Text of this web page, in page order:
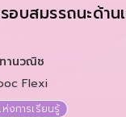
บสมรรถนะด้าน
านวณิช
Flexi
งการเรียนรู้